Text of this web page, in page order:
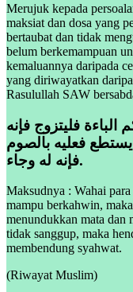
Merujuk kepada
maksiat dan dosa yang
bertaubat dan tidak
belum berkemampuan
kemaluannya daripada
yang diriwayatkan
Rasulullah SAW
فليتزوج فإنه
فعليه بالصوم
فإنه له وجاء.
Maksudnya : Wahai
mampu berkahwin,
menundukkan mata dan
tidak sanggup, maka
membendung syahwat.
(Riwayat Muslim)